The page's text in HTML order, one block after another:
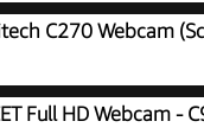
C270 Webcam
Full HD Webcam -